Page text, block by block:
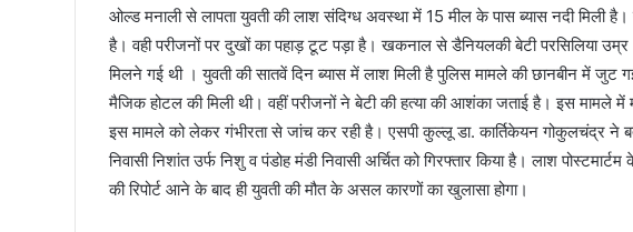
ओल्ड मनाली से लापता युवती की लाश संदिग्ध अवस्था में 15 मील के पास ब्यास नदी
है। वही परीजनों पर दुखों का पहाड़ टूट पड़ा है। खकनाल से डैनियलकी बेटी परसिलिया
मिलने गई थी । युवती की सातवें दिन ब्यास में लाश मिली है पुलिस मामले की छानबीन में
मैजिक होटल की मिली थी। वहीं परीजनों ने बेटी की हत्या की आशंका जताई है। इस मामले में
इस मामले को लेकर गंभीरता से जांच कर रही है। एसपी कुल्लू डा. कार्तिकेयन गोकुलचंद्र ने
निवासी निशांत उर्फ निशु व पंडोह मंडी निवासी अर्चित को गिरफ्तार किया है। लाश
की रिपोर्ट आने के बाद ही युवती की मौत के असल कारणों का खुलासा होगा।